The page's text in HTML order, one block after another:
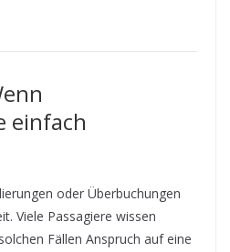
einfach
oder Überbuchungen
Viele Passagiere wissen
Fällen Anspruch auf eine